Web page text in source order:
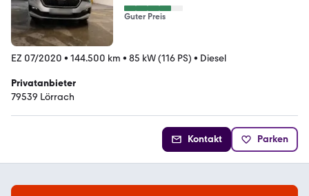
Guter Preis
EZ 07/2020 • 144.500 km • 85 kW (116 PS) • Diesel
Privatanbieter
79539 Lörrach
Kontakt Parken